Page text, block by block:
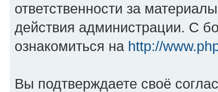
ответственности за
действия администрации. С
ознакомиться на http://
Вы подтверждаете своё